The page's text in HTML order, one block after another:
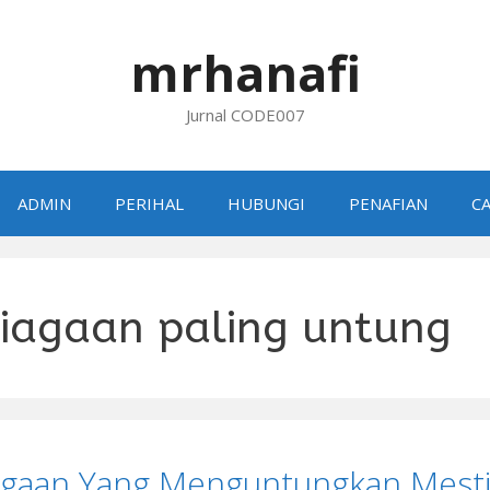
mrhanafi
Jurnal CODE007
ADMIN PERIHAL HUBUNGI PENAFIAN
paling untung